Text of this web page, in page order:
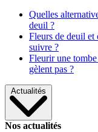
Quelles
deuil ?
Fleurs de deuil et
suivre ?
Fleurir une
gèlent pas ?
Actualités
Nos actualités